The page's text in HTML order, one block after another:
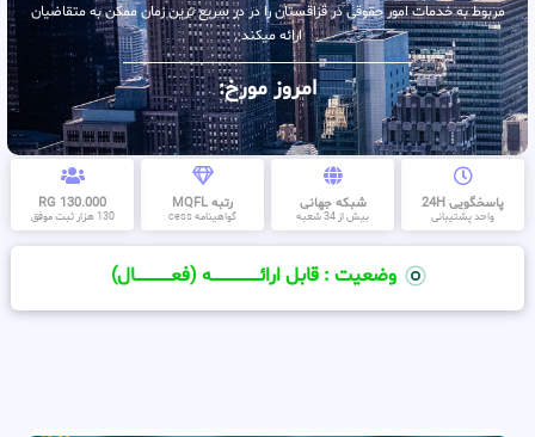
مربوط به خدمات امور حقوقی در قزاقستان را در در سریع ترین زمان ممکن به متقاضیان
ارائه میکند .
امروز مورخ:
پاسخگویی 24H
واحد پشتیبانی
شبکه جهانی
بیش از 34 شعبه
رتبه MQFL
گواهینامه cess
130.000 RG
130 هزار ثبت موفق
وضعیت : قابل ارائــــــــــــــــــــه (فعـــــــــــــــال)